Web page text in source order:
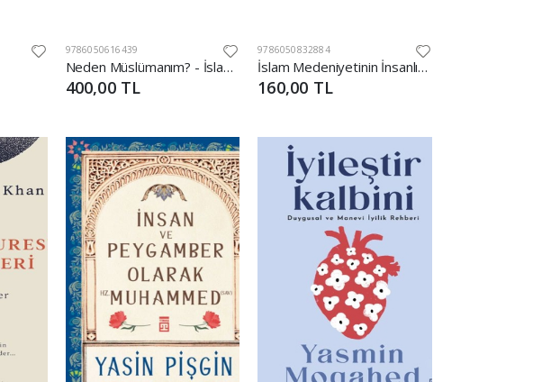
9786050616439
Neden Müslümanım? - İslam'a İnancın Delilleri
400,00 TL
9786050832884
İslam Medeniyetinin İnsanlığa Katkısı
160,00 TL